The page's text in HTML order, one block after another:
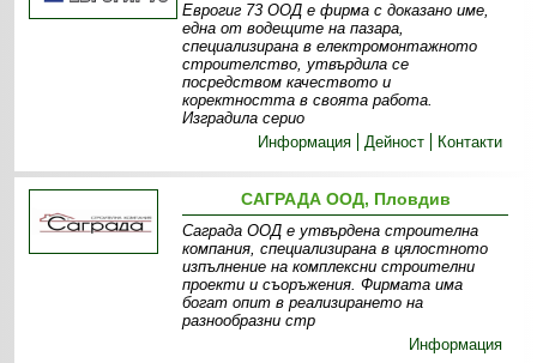
Еврогиг 73 ООД е фирма с доказано име,
една от водещите на пазара,
специализирана в електромонтажното
строителство, утвърдила се
посредством качеството и
коректността в своята работа.
Изградила серио
Информация
Дейност Контакти
САГРАДА ООД, Пловдив
Саграда ООД е утвърдена строителна
компания, специализирана в цялостното
изпълнение на комплексни строителни
проекти и съоръжения. Фирмата има
богат опит в реализирането на
разнообразни стр
Информация